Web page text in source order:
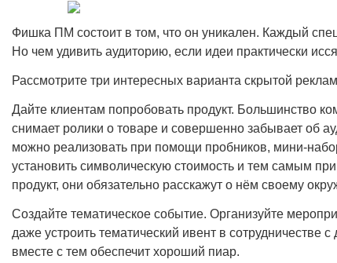
Фишка ПМ состоит в том, что он уникален. Каждый
Но чем удивить аудиторию, если идеи практически
Рассмотрите три интересных варианта скрытой
Дайте клиентам попробовать продукт. Большинство
снимает ролики о товаре и совершенно забывает об
можно реализовать при помощи пробников, мини-
установить символическую стоимость и тем самым
продукт, они обязательно расскажут о нём своему
Создайте тематическое событие. Организуйте
даже устроить тематический ивент в сотрудничестве
вместе с тем обеспечит хороший пиар.